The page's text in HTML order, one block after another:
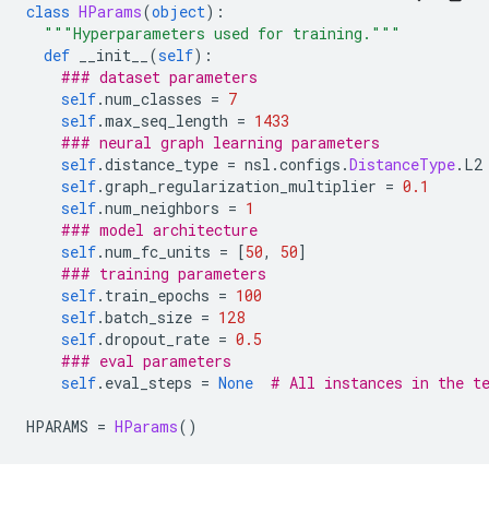
class HParams(object):
"""Hyperparameters used for training."""
def __init__ (self):
### dataset parameters
self.num_classes = 7
self.max_seq_length = 1433
### neural graph learning parameters
self.distance_type = nsl .configs .DistanceType. L2
self.graph_regularization_multiplier = 0.1
self.num_neighbors = 1
### model architecture
self.num_fc_units = [50, 50]
### training parameters
self. train_epochs = 100
self.batch_size = 128
self.dropout_rate = 0.5
### eval parameters
self. eval_steps = None # All instances in the
HPARAMS = HParams()